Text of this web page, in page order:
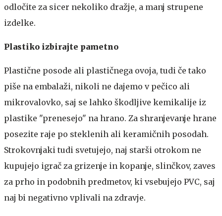
odločite za sicer nekoliko dražje, a manj strupene
izdelke.
Plastiko izbirajte pametno
Plastične posode ali plastičnega ovoja, tudi če tako
piše na embalaži, nikoli ne dajemo v pečico ali
mikrovalovko, saj se lahko škodljive kemikalije iz
plastike "prenesejo" na hrano. Za shranjevanje hrane
posezite raje po steklenih ali keramičnih posodah.
Strokovnjaki tudi svetujejo, naj starši otrokom ne
kupujejo igrač za grizenje in kopanje, slinčkov, zaves
za prho in podobnih predmetov, ki vsebujejo PVC, saj
naj bi negativno vplivali na zdravje.